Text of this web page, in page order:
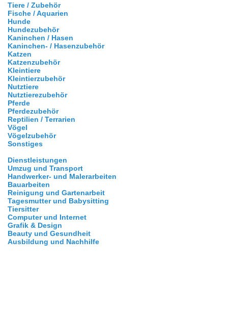
Tiere / Zubehör
Fische / Aquarien
Hunde
Hundezubehör
Kaninchen / Hasen
Kaninchen- / Hasenzubehör
Katzen
Katzenzubehör
Kleintiere
Kleintierzubehör
Nutztiere
Nutztierezubehör
Pferde
Pferdezubehör
Reptilien / Terrarien
Vögel
Vögelzubehör
Sonstiges
Dienstleistungen
Umzug und Transport
Handwerker- und Malerarbeiten
Bauarbeiten
Reinigung und Gartenarbeit
Tagesmutter und Babysitting
Tiersitter
Computer und Internet
Grafik & Design
Beauty und Gesundheit
Ausbildung und Nachhilfe